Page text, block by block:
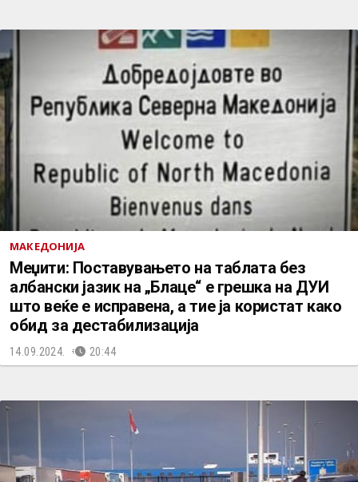
МАКЕДОНИЈА
Меџити: Поставувањето на таблата без
албански јазик на „Блаце“ е грешка на ДУИ
што веќе е исправена, а тие ја користат како
обид за дестабилизација
14.09.2024. 20:44